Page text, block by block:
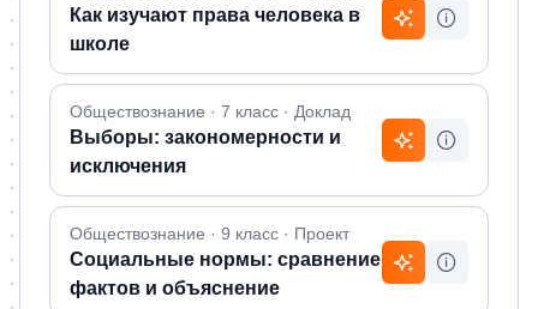
Как изучают права человека в
школе
Обществознание · 7 класс · Доклад
Выборы: закономерности и
исключения
Обществознание · 9 класс · Проект
Социальные нормы: сравнение
фактов и объяснение